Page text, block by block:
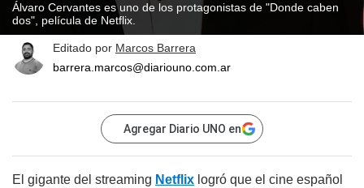
Álvaro Cervantes es uno de los protagonistas de "Donde caben
dos", película de Netflix.
Editado por Marcos Barrera
barrera.marcos@diariouno.com.ar
Agregar Diario UNO en
El gigante del streaming Netflix logró que el cine español